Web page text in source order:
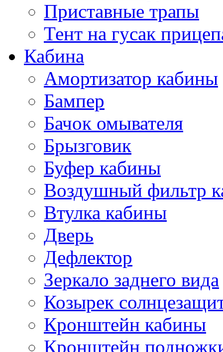
Приставные трапы
Тент на гусак
Кабина
Амортизатор кабины
Бампер
Бачок омывателя
Брызговик
Буфер кабины
Воздушный фильтр
Втулка кабины
Дверь
Дефлектор
Зеркало заднего вида
Козырек
Кронштейн кабины
Кронштейн